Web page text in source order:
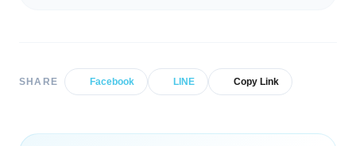
SHARE Facebook LINE Copy Link